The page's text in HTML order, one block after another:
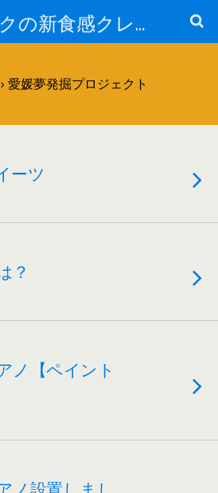
ザックザクの新食感クレープ|CREPE & CAFE Hi5
愛媛夢発掘プロジェクト
ーツ
？
ノ【ペイント
ノ設置しまし